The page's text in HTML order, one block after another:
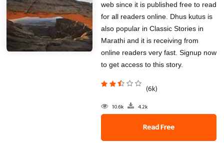
web since it is published free to read
for all readers online. Dhus kutus is
also popular in Classic Stories in
Marathi and it is receiving from
online readers very fast. Signup now
to get access to this story.
(6k)
10.6k 4.2k
Read Free